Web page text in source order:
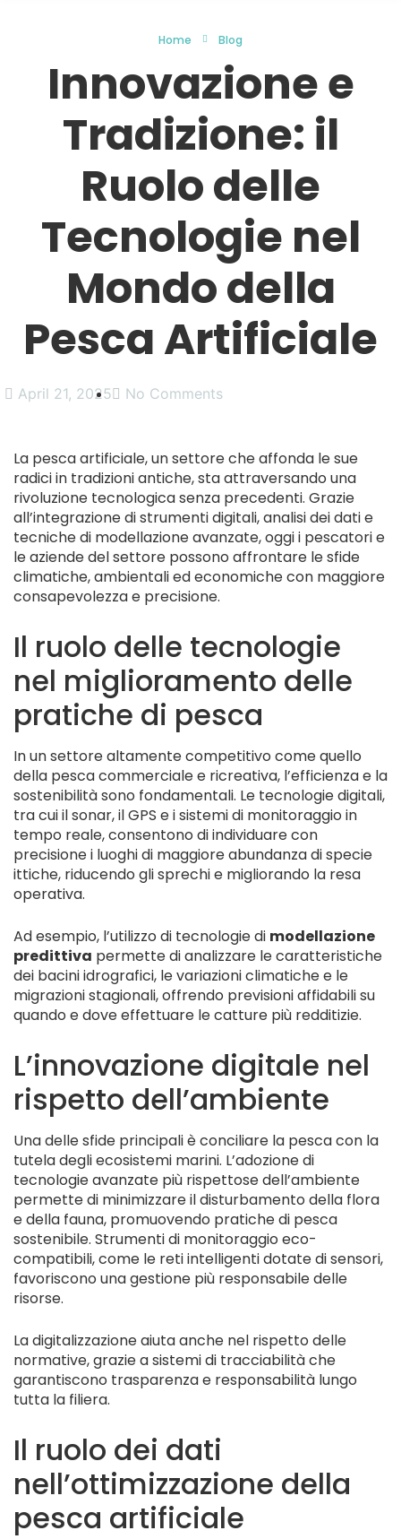
Home Blog
Innovazione e
Tradizione: il
Ruolo delle
Tecnologie nel
Mondo della
Pesca Artificiale
April 21, 2025 No Comments
La pesca artificiale, un settore che affonda le sue
radici in tradizioni antiche, sta attraversando una
rivoluzione tecnologica senza precedenti. Grazie
all’integrazione di strumenti digitali, analisi dei dati e
tecniche di modellazione avanzate, oggi i pescatori e
le aziende del settore possono affrontare le sfide
climatiche, ambientali ed economiche con maggiore
consapevolezza e precisione.
Il ruolo delle tecnologie
nel miglioramento delle
pratiche di pesca
In un settore altamente competitivo come quello
della pesca commerciale e ricreativa, l’efficienza e la
sostenibilità sono fondamentali. Le tecnologie digitali,
tra cui il sonar, il GPS e i sistemi di monitoraggio in
tempo reale, consentono di individuare con
precisione i luoghi di maggiore abundanza di specie
ittiche, riducendo gli sprechi e migliorando la resa
operativa.
Ad esempio, l’utilizzo di tecnologie di modellazione
predittiva permette di analizzare le caratteristiche
dei bacini idrografici, le variazioni climatiche e le
migrazioni stagionali, offrendo previsioni affidabili su
quando e dove effettuare le catture più redditizie.
L’innovazione digitale nel
rispetto dell’ambiente
Una delle sfide principali è conciliare la pesca con la
tutela degli ecosistemi marini. L’adozione di
tecnologie avanzate più rispettose dell’ambiente
permette di minimizzare il disturbamento della flora
e della fauna, promuovendo pratiche di pesca
sostenibile. Strumenti di monitoraggio eco-
compatibili, come le reti intelligenti dotate di sensori,
favoriscono una gestione più responsabile delle
risorse.
La digitalizzazione aiuta anche nel rispetto delle
normative, grazie a sistemi di tracciabilità che
garantiscono trasparenza e responsabilità lungo
tutta la filiera.
Il ruolo dei dati
nell’ottimizzazione della
pesca artificiale